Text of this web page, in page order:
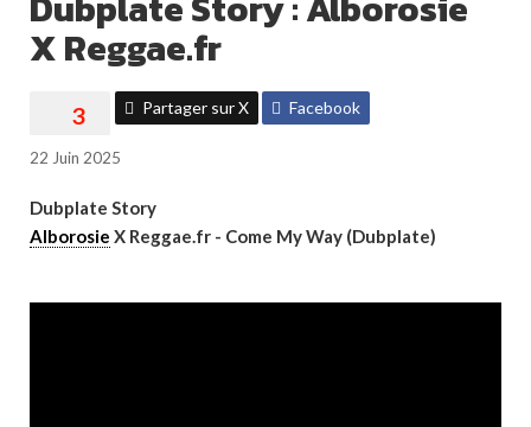
X Reggae.fr
Partager sur X Facebook
22 Juin 2025
Dubplate Story
Alborosie X Reggae.fr - Come My Way (Dubplate)